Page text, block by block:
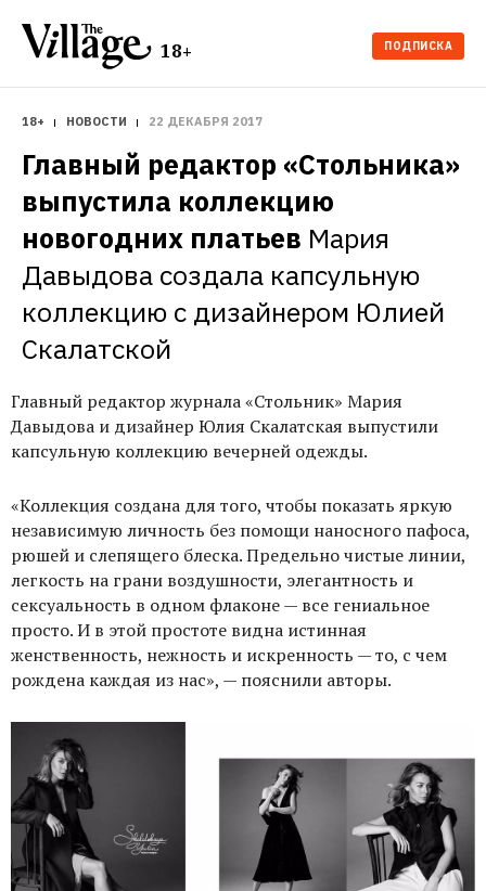
18+ ПОДПИСКА
18+ НОВОСТИ 22 ДЕКАБРЯ 2017
Главный редактор «Стольника»
выпустила коллекцию
новогодних платьев Мария
Давыдова создала капсульную
коллекцию с дизайнером Юлией
Скалатской
Главный редактор журнала «Стольник» Мария
Давыдова и дизайнер Юлия Скалатская выпустили
капсульную коллекцию вечерней одежды.
«Коллекция создана для того, чтобы показать яркую
независимую личность без помощи наносного пафоса,
рюшей и слепящего блеска. Предельно чистые линии,
легкость на грани воздушности, элегантность и
сексуальность в одном флаконе — все гениальное
просто. И в этой простоте видна истинная
женственность, нежность и искренность — то, с чем
рождена каждая из нас», — пояснили авторы.